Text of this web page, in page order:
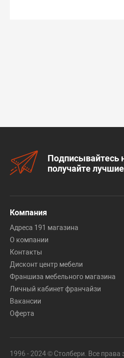
Подписывайтесь
получайте
Компания
Адреса 191 магазина
О компании
Контакты
Дисконт центр мебели
Франшиза мебельного магазина
Личный кабинет франчайзи
Вакансии
Оферта
1996 - 2024 © Столбери. Все